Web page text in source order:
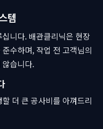
템
니다. 배관클리닉은 현장
수하며, 작업 전 고객님의
습니다.
더 큰 공사비를 아껴드리